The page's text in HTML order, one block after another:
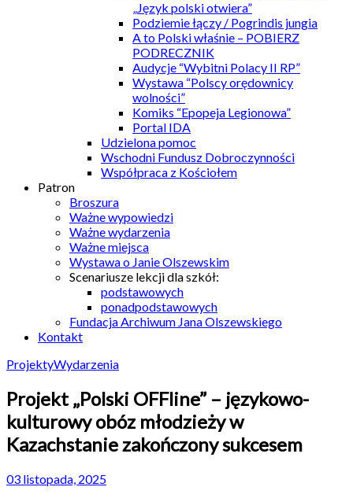
„Język polski otwiera”
Podziemie łączy / Pogrindis jungia
A to Polski właśnie – POBIERZ
PODRECZNIK
Audycje “Wybitni Polacy II RP”
Wystawa “Polscy orędownicy
wolności”
Komiks “Epopeja Legionowa”
Portal IDA
Udzielona pomoc
Wschodni Fundusz Dobroczynności
Współpraca z Kościołem
Patron
Broszura
Ważne wypowiedzi
Ważne wydarzenia
Ważne miejsca
Wystawa o Janie Olszewskim
Scenariusze lekcji dla szkół:
podstawowych
ponadpodstawowych
Fundacja Archiwum Jana Olszewskiego
Kontakt
ProjektyWydarzenia
Projekt „Polski OFFline” – językowo-
kulturowy obóz młodzieży w
Kazachstanie zakończony sukcesem
03 listopada, 2025